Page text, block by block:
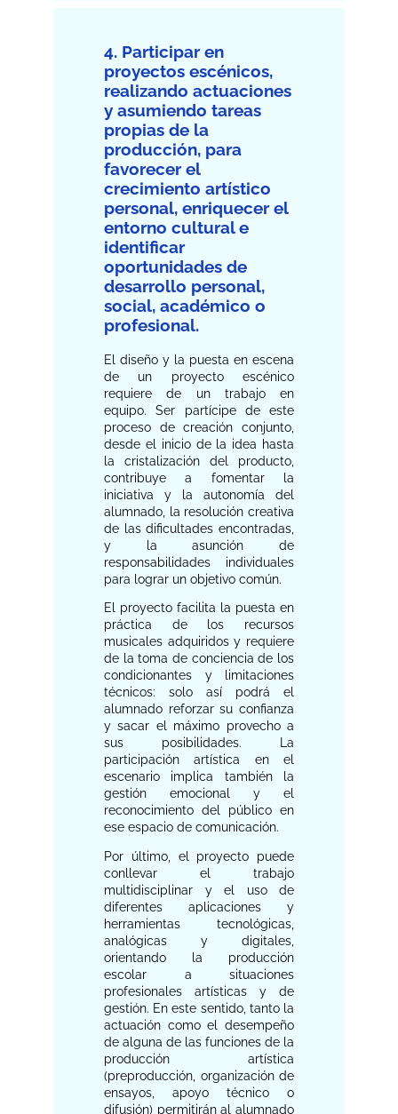
4. Participar en
proyectos escénicos,
realizando actuaciones
y asumiendo tareas
propias de la
producción, para
favorecer el
crecimiento artístico
personal, enriquecer el
entorno cultural e
identificar
oportunidades de
desarrollo personal,
social, académico o
profesional.
El diseño y la puesta en escena
de un proyecto escénico
requiere de un trabajo en
equipo. Ser partícipe de este
proceso de creación conjunto,
desde el inicio de la idea hasta
la cristalización del producto,
contribuye a fomentar la
iniciativa y la autonomía del
alumnado, la resolución creativa
de las dificultades encontradas,
y la asunción de
responsabilidades individuales
para lograr un objetivo común.
El proyecto facilita la puesta en
práctica de los recursos
musicales adquiridos y requiere
de la toma de conciencia de los
condicionantes y limitaciones
técnicos: solo así podrá el
alumnado reforzar su confianza
y sacar el máximo provecho a
sus posibilidades. La
participación artística en el
escenario implica también la
gestión emocional y el
reconocimiento del público en
ese espacio de comunicación.
Por último, el proyecto puede
conllevar el trabajo
multidisciplinar y el uso de
diferentes aplicaciones y
herramientas tecnológicas,
analógicas y digitales,
orientando la producción
escolar a situaciones
profesionales artísticas y de
gestión. En este sentido, tanto la
actuación como el desempeño
de alguna de las funciones de la
producción artística
(preproducción, organización de
ensayos, apoyo técnico o
difusión) permitirán al alumnado